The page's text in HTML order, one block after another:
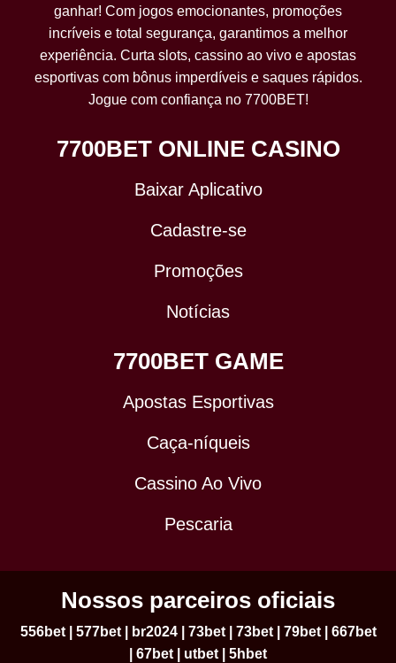
ganhar! Com jogos emocionantes, promoções
incríveis e total segurança, garantimos a melhor
experiência. Curta slots, cassino ao vivo e apostas
esportivas com bônus imperdíveis e saques rápidos.
Jogue com confiança no 7700BET!
7700BET ONLINE CASINO
Baixar Aplicativo
Cadastre-se
Promoções
Notícias
7700BET GAME
Apostas Esportivas
Caça-níqueis
Cassino Ao Vivo
Pescaria
Nossos parceiros oficiais
556bet| 577bet| br2024| 73bet| 73bet| 79bet| 667bet
67bet utbet 5hbet